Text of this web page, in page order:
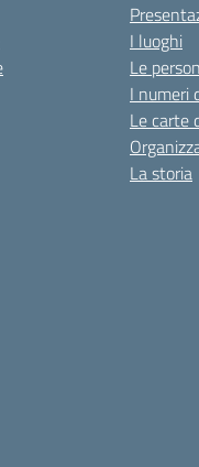
I luoghi
Le
I numeri
Le carte
La storia